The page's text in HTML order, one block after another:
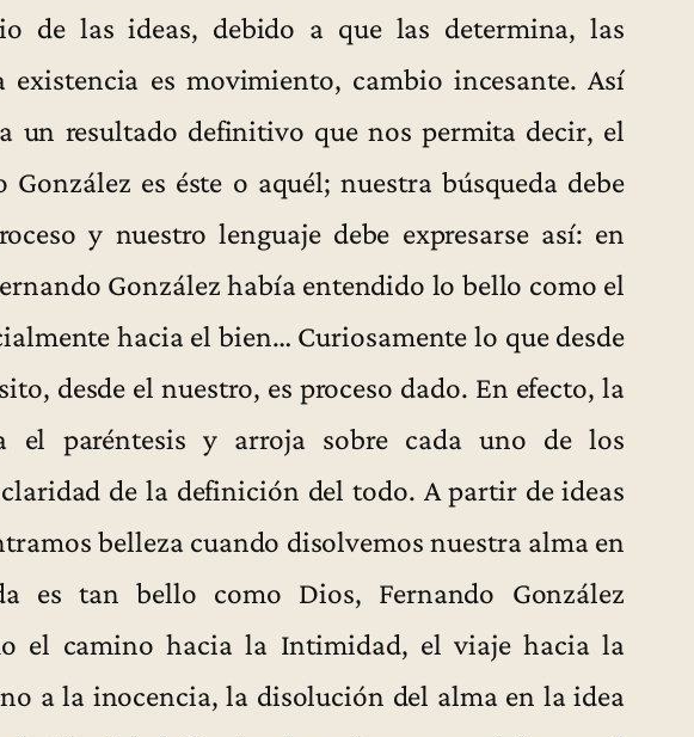
de las ideas, debido a que las determina, las
es movimiento, cambio incesante. Así
un resultado definitivo que nos permita decir, el
González es éste o aquél; nuestra búsqueda debe
y nuestro lenguaje debe expresarse así: en
González había entendido lo bello como el
hacia el bien… Curiosamente lo que desde
desde el nuestro, es proceso dado. En efecto, la
el paréntesis y arroja sobre cada uno de los
de la definición del todo. A partir de ideas
belleza cuando disolvemos nuestra alma en
es tan bello como Dios, Fernando González
el camino hacia la Intimidad, el viaje hacia la
a la inocencia, la disolución del alma en la idea